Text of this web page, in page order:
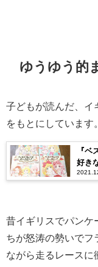
ゆうゆう的
子どもが読んだ、イ
をもとにしています。
『ベ
好き
昔イギリスでパンケ
ちが怒涛の勢いでフ
ながら走るレースに